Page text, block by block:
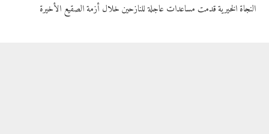
النجاة الخيرية قدمت مساعدات عاجلة للنازحين خلال أزمة الصقيع الأخيرة